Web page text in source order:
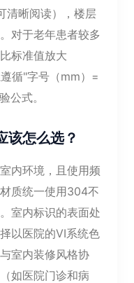
清晰阅读），楼层
对于老年患者较多
标准值放大
循"字号（mm）=
公式。
该怎么选？
内环境，且使用频
质统一使用304不
室内标识的表面处
以医院的VI系统色
室内装修风格协
如医院门诊和病